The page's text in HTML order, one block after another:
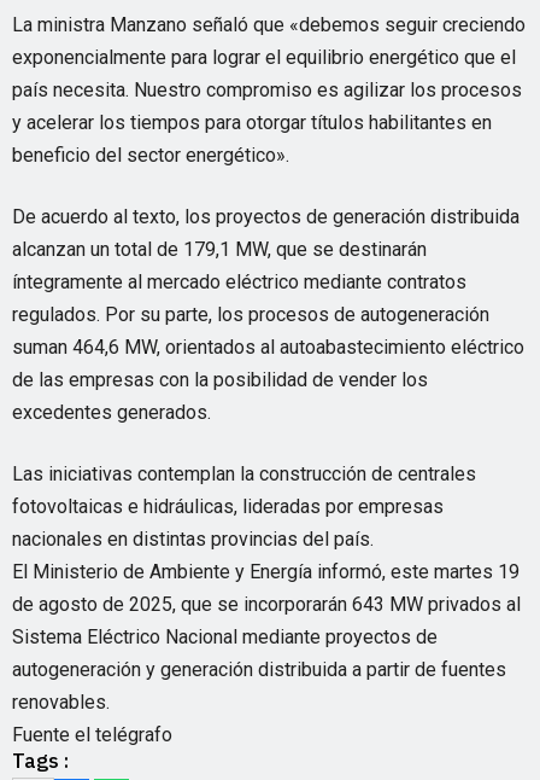
La ministra Manzano señaló que «debemos seguir creciendo
exponencialmente para lograr el equilibrio energético que el
país necesita. Nuestro compromiso es agilizar los procesos
y acelerar los tiempos para otorgar títulos habilitantes en
beneficio del sector energético».
De acuerdo al texto, los proyectos de generación distribuida
alcanzan un total de 179,1 MW, que se destinarán
íntegramente al mercado eléctrico mediante contratos
regulados. Por su parte, los procesos de autogeneración
suman 464,6 MW, orientados al autoabastecimiento eléctrico
de las empresas con la posibilidad de vender los
excedentes generados.
Las iniciativas contemplan la construcción de centrales
fotovoltaicas e hidráulicas, lideradas por empresas
nacionales en distintas provincias del país.
El Ministerio de Ambiente y Energía informó, este martes 19
de agosto de 2025, que se incorporarán 643 MW privados al
Sistema Eléctrico Nacional mediante proyectos de
autogeneración y generación distribuida a partir de fuentes
renovables.
Fuente el telégrafo
Tags :